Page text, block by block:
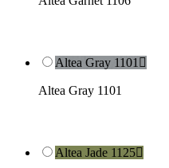
Altea Gray 1101 
Altea Gray 1101
Altea Jade 1125